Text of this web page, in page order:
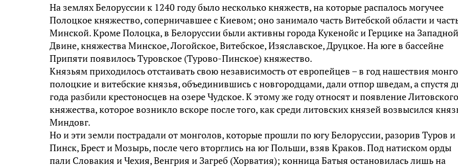
На землях Белоруссии к 1240 году было несколько княжеств, на которые распалось могучее
Полоцкое княжество, соперничавшее с Киевом; оно занимало часть Витебской области и
Минской. Кроме Полоцка, в Белоруссии были активны города Кукенойс и Герцике на Западной
Двине, княжества Минское, Логойское, Витебское, Изяславское, Друцкое. На юге в бассейне
Припяти появилось Туровское (Турово-Пинское) княжество.
Князьям приходилось отстаивать свою независимость от европейцев – в год нашествия
полоцкие и витебские князья, объединившись с новгородцами, дали отпор шведам, а спустя
года разбили крестоносцев на озере Чудское. К этому же году относят и появление Литовского
княжества, которое возникло вскоре после того, как среди литовских князей возвысился
Миндовг.
Но и эти земли пострадали от монголов, которые прошли по югу Белоруссии, разорив Туров и
Пинск, Брест и Мозырь, после чего вторглись на юг Польши, взяв Краков. Под натиском орды
пали Словакия и Чехия, Венгрия и Загреб (Хорватия); конница Батыя остановилась лишь на